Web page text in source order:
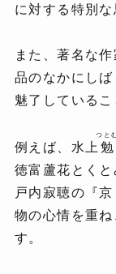
に対する特別な
また、著名な
品のなかにし
魅了しているこ
例えば、水上勉
つと
徳富蘆花 とく
戸内寂聴の『
物の心情を重
す。